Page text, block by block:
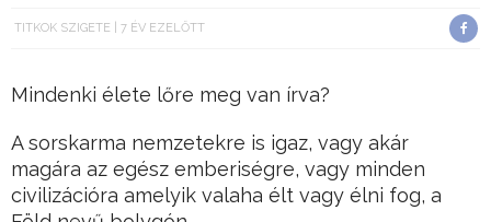
TITKOK SZIGETE 7 ÉV EZELŐTT
Mindenki élete lőre meg van írva?
A sorskarma nemzetekre is igaz, vagy akár
magára az egész emberiségre, vagy minden
civilizációra amelyik valaha élt vagy élni fog, a